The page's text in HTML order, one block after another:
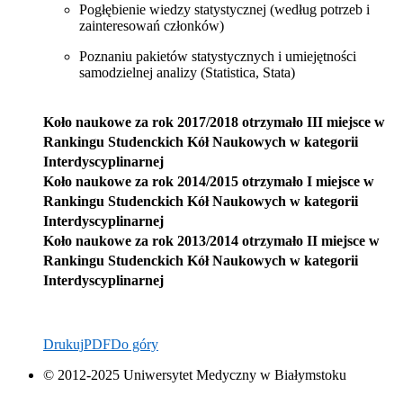
Pogłębienie wiedzy statystycznej (według potrzeb i
zainteresowań członków)
Poznaniu pakietów statystycznych i umiejętności
samodzielnej analizy (Statistica, Stata)
Koło naukowe za rok 2017/2018 otrzymało III miejsce w
Rankingu Studenckich Kół Naukowych w kategorii
Interdyscyplinarnej
Koło naukowe za rok 2014/2015 otrzymało I miejsce w
Rankingu Studenckich Kół Naukowych w kategorii
Interdyscyplinarnej
Koło naukowe za rok 2013/2014 otrzymało II miejsce w
Rankingu Studenckich Kół Naukowych w kategorii
Interdyscyplinarnej
DrukujPDFDo góry
© 2012-2025 Uniwersytet Medyczny w Białymstoku